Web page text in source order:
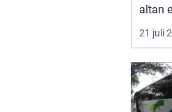
altan
till ett
under
21 juli